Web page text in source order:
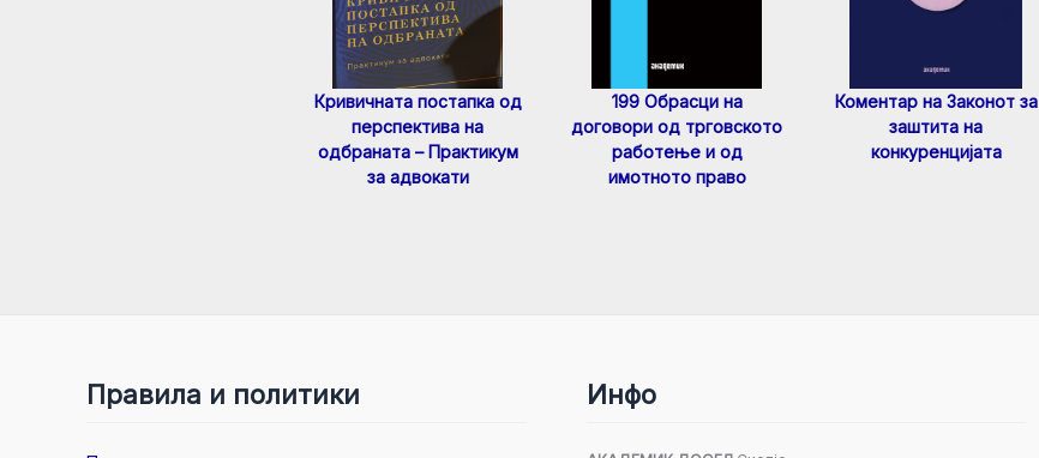
Кривичната постапка од
перспектива на
одбраната – Практикум
за адвокати
199 Обрасци на
договори од трговското
работење и од
имотното право
Коментар на Законот за
заштита на
конкуренцијата
Правила и политики Инфо